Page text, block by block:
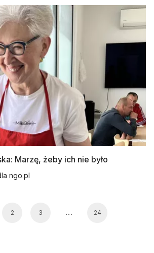
Marzę, żeby ich nie było
ngo.pl
2 3 … 24